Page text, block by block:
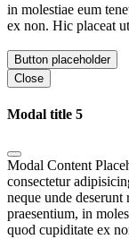
in molestiae eum
ex non. Hic placeat
Button placeholder
Close
Modal title 5
Modal Content
consectetur
neque unde
praesentium, in
quod cupiditate ex